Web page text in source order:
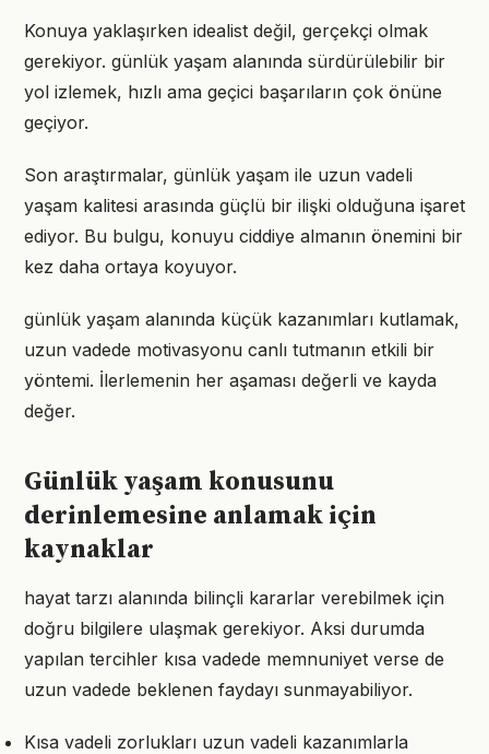
Konuya yaklaşırken idealist değil, gerçekçi olmak
gerekiyor. günlük yaşam alanında sürdürülebilir bir
yol izlemek, hızlı ama geçici başarıların çok önüne
geçiyor.
Son araştırmalar, günlük yaşam ile uzun vadeli
yaşam kalitesi arasında güçlü bir ilişki olduğuna işaret
ediyor. Bu bulgu, konuyu ciddiye almanın önemini bir
kez daha ortaya koyuyor.
günlük yaşam alanında küçük kazanımları kutlamak,
uzun vadede motivasyonu canlı tutmanın etkili bir
yöntemi. İlerlemenin her aşaması değerli ve kayda
değer.
Günlük yaşam konusunu
derinlemesine anlamak için
kaynaklar
hayat tarzı alanında bilinçli kararlar verebilmek için
doğru bilgilere ulaşmak gerekiyor. Aksi durumda
yapılan tercihler kısa vadede memnuniyet verse de
uzun vadede beklenen faydayı sunmayabiliyor.
Kısa vadeli zorlukları uzun vadeli kazanımlarla